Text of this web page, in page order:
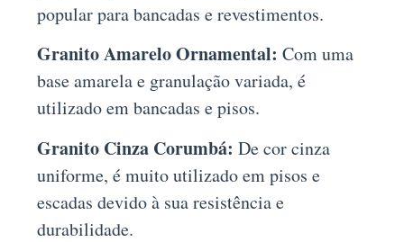
popular para bancadas e revestimentos.
Granito Amarelo Ornamental: Com uma
base amarela e granulação variada, é
utilizado em bancadas e pisos.
Granito Cinza Corumbá: De cor cinza
uniforme, é muito utilizado em pisos e
escadas devido à sua resistência e
durabilidade.